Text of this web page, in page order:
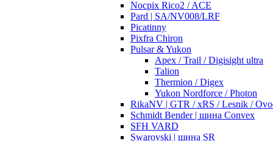
Nocpix Rico2 / ACE
Pard | SA/NV008/LRF
Picatinny
Pixfra Chiron
Pulsar & Yukon
Apex / Trail / Digisight ultra
Talion
Thermion / Digex
Yukon Nordforce / Photon
RikaNV | GTR / xRS / Lesnik /
Schmidt Bender | шина Convex
SFH VARD
Swarovski | шина SR